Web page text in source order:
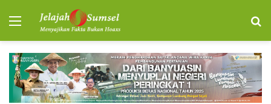
Menu